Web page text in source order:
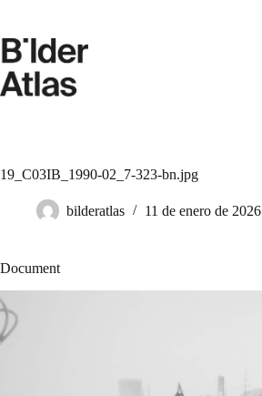
contenido
19_C03IB_1990-02_7-323-bn.jpg
bilderatlas 11 de enero de 2026
Document